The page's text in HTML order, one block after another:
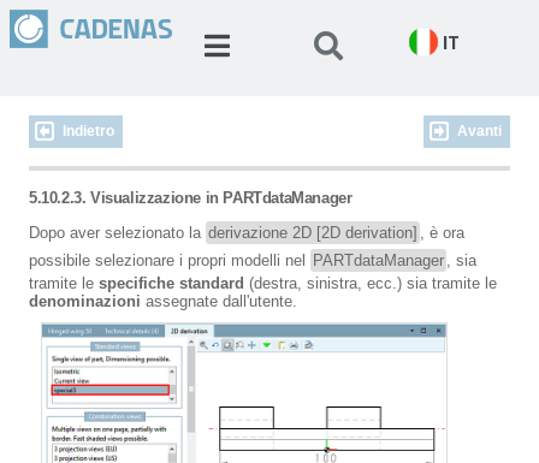
IT
Indietro Avanti
5.10.2.3. Visualizzazione in PARTdataManager
Dopo aver selezionato la derivazione 2D [2D derivation] , è ora
possibile selezionare i propri modelli nel
PARTdataManager , sia
tramite le specifiche standard (destra, sinistra, ecc.) sia tramite le
denominazioni assegnate dall'utente.